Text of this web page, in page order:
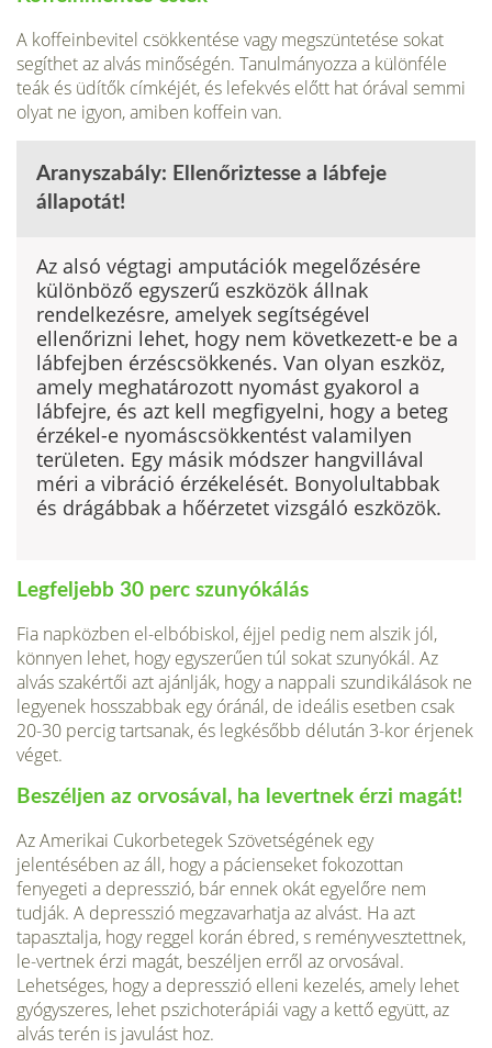
A koffeinbevitel csökkentése vagy megszüntetése sokat
segíthet az alvás minőségén. Tanulmányozza a különféle
teák és üdítők címké­jét, és lefekvés előtt hat órával semmi
olyat ne igyon, amiben koffein van.
Aranyszabály: Ellenőriztesse a lábfeje
állapotát!
Az alsó végtagi amputációk megelőzésére
különböző egyszerű eszközök állnak
rendelkezésre, amelyek segítségével
ellenőrizni lehet, hogy nem következett-e be a
lábfejben érzéscsökkenés. Van olyan eszköz,
amely meghatározott nyomást gyakorol a
lábfejre, és azt kell megfigyelni, hogy a beteg
érzékel-e nyomáscsökkentést valamilyen
területen. Egy másik módszer hangvillával
méri a vibráció érzékelését. Bonyolultabbak
és drágábbak a hőérzetet vizsgáló eszközök.
Legfeljebb 30 perc szunyókálás
Fia napközben el-elbóbiskol, éjjel pedig nem alszik jól,
könnyen lehet, hogy egyszerűen túl sokat szunyókál. Az
alvás szakértői azt ajánlják, hogy a nappali szundikálások ne
legyenek hosszabbak egy óránál, de ideális esetben csak
20-30 percig tartsanak, és legkésőbb délután 3-kor érje­nek
véget.
Beszéljen az orvosával, ha levertnek érzi magát!
Az Amerikai Cukorbetegek Szövetségének egy
jelentésében az áll, hogy a pácienseket fokozottan
fenyegeti a depresszió, bár ennek okát egyelőre nem
tudják. A depresszió megzavarhatja az alvást. Ha azt
tapasztalja, hogy reggel korán ébred, s reményvesztettnek,
le-vertnek érzi magát, beszéljen erről az orvosával.
Lehetséges, hogy a depresszió elleni kezelés, amely lehet
gyógyszeres, lehet pszichoterápiái vagy a kettő együtt, az
alvás terén is javulást hoz.